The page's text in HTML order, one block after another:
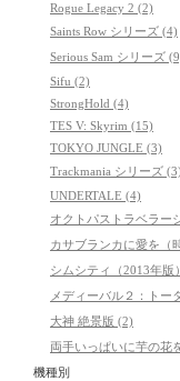
Rogue Legacy 2 (2)
Saints Row シリーズ (4)
Serious Sam シリーズ
Sifu (2)
StrongHold (4)
TES V: Skyrim (15)
TOKYO JUNGLE (3)
Trackmania シリーズ (3)
UNDERTALE (4)
オクトパストラベラー
カサブランカに愛を（
シムシティ（2013年版
メディーバル２：トー
大神 絶景版 (2)
両手いっぱいに芋の花
機種別